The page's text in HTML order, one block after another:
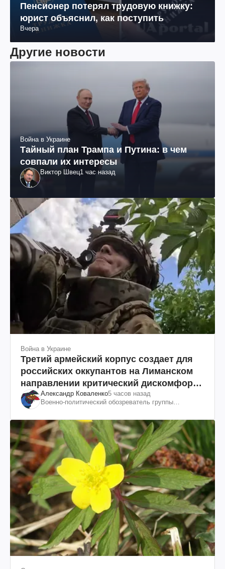
Пенсионер потерял трудовую книжку:
юрист объяснил, как поступить
Вчера
Другие новости
Война в Украине
Тайный план Трампа и Путина: в чем
совпали их интересы
Виктор Швец1 час назад
Война в Украине
Третий армейский корпус создает для
российских оккупантов на Лиманском
направлении критический дискомфорт:
как это удалось
Александр Коваленко5 часов назад
Военно-политический обозреватель группы